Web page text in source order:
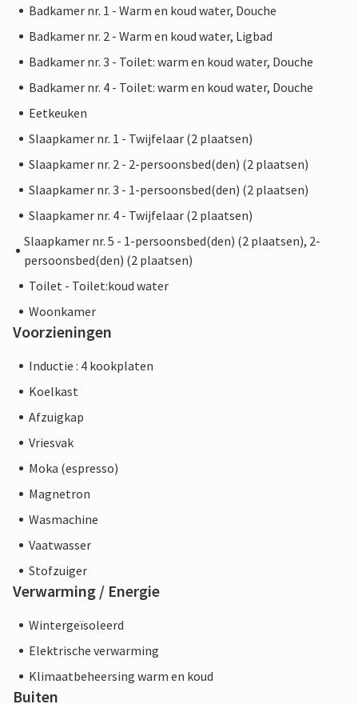
Badkamer nr. 1 - Warm en koud water, Douche
Badkamer nr. 2 - Warm en koud water, Ligbad
Badkamer nr. 3 - Toilet: warm en koud water, Douche
Badkamer nr. 4 - Toilet: warm en koud water, Douche
Eetkeuken
Slaapkamer nr. 1 - Twijfelaar (2 plaatsen)
Slaapkamer nr. 2 - 2-persoonsbed(den) (2 plaatsen)
Slaapkamer nr. 3 - 1-persoonsbed(den) (2 plaatsen)
Slaapkamer nr. 4 - Twijfelaar (2 plaatsen)
Slaapkamer nr. 5 - 1-persoonsbed(den) (2 plaatsen), 2-
persoonsbed(den) (2 plaatsen)
Toilet - Toilet:koud water
Woonkamer
Voorzieningen
Inductie : 4 kookplaten
Koelkast
Afzuigkap
Vriesvak
Moka (espresso)
Magnetron
Wasmachine
Vaatwasser
Stofzuiger
Verwarming / Energie
Wintergeïsoleerd
Elektrische verwarming
Klimaatbeheersing warm en koud
Buiten